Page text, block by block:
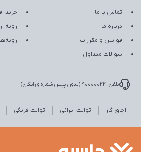
تماس با ما
درباره ما
قوانین و مقررات
سوالات متداول
خرید
رویه
تلفن: 90000044 (بدون پیش شماره و رایگان)
اجاق گاز توالت ایرانی توالت فرنگی